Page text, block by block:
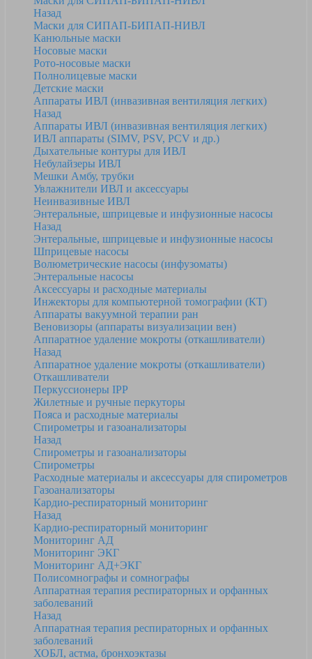
Назад
Маски для СИПАП-БИПАП-НИВЛ
Канюльные маски
Носовые маски
Рото-носовые маски
Полнолицевые маски
Детские маски
Аппараты ИВЛ (инвазивная вентиляция легких)
Назад
Аппараты ИВЛ (инвазивная вентиляция легких)
ИВЛ аппараты (SIMV, PSV, PCV и др.)
Дыхательные контуры для ИВЛ
Небулайзеры ИВЛ
Мешки Амбу, трубки
Увлажнители ИВЛ и аксессуары
Неинвазивные ИВЛ
Энтеральные, шприцевые и инфузионные насосы
Назад
Энтеральные, шприцевые и инфузионные насосы
Шприцевые насосы
Волюметрические насосы (инфузоматы)
Энтеральные насосы
Аксессуары и расходные материалы
Инжекторы для компьютерной томографии (КТ)
Аппараты вакуумной терапии ран
Веновизоры (аппараты визуализации вен)
Аппаратное удаление мокроты (откашливатели)
Назад
Аппаратное удаление мокроты (откашливатели)
Откашливатели
Перкуссионеры IPP
Жилетные и ручные перкуторы
Пояса и расходные материалы
Спирометры и газоанализаторы
Назад
Спирометры и газоанализаторы
Спирометры
Расходные материалы и аксессуары для спирометров
Газоанализаторы
Кардио-респираторный мониторинг
Назад
Кардио-респираторный мониторинг
Мониторинг АД
Мониторинг ЭКГ
Мониторинг АД+ЭКГ
Полисомнографы и сомнографы
Аппаратная терапия респираторных и орфанных
заболеваний
Назад
Аппаратная терапия респираторных и орфанных
заболеваний
ХОБЛ, астма, бронхоэктазы